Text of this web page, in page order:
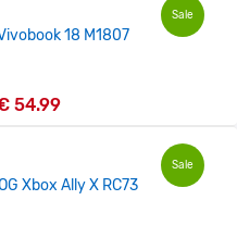
Sale
18 M1807
54.99
Sale
Xbox Ally X RC73